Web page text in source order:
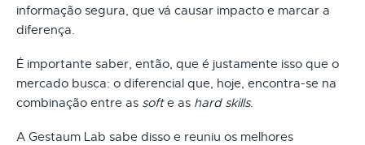
informação segura, que vá causar impacto e marcar a
diferença.
É importante saber, então, que é justamente isso que o
mercado busca: o diferencial que, hoje, encontra-se na
combinação entre as softe as hard skills.
A Gestaum Lab sabe disso e reuniu os melhores